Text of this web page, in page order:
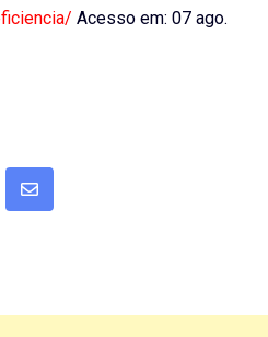
Acesso em: 07 ago.
Share